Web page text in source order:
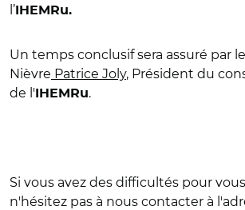
l’ IHEMRu.
Un temps conclusif sera assuré par
Nièvre Patrice Joly, Président du
de l' IHEMRu.
Si vous avez des difficultés pour
n'hésitez pas à nous contacter à